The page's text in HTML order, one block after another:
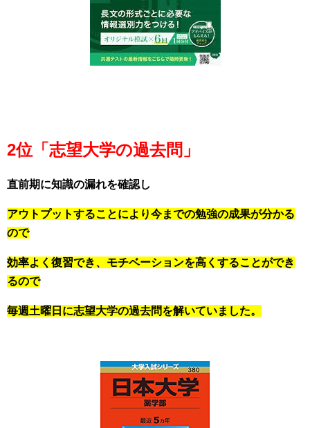
2位「志望大学の過去問」
直前期に知識の漏れを確認し
アウトプットすることにより今までの勉強の成果が分かる
ので
効率よく復習でき、モチベーションを高くすることができ
るので
毎週土曜日に志望大学の過去問を解いていました。